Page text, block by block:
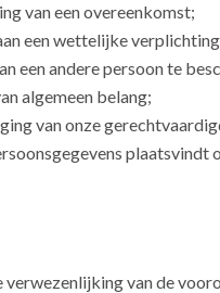
van een overeenkomst;
een wettelijke
een andere persoon te
algemeen belang;
van onze
van de